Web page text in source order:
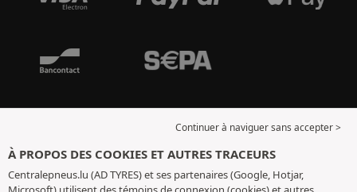
Continuer à naviguer sans accepter >
À PROPOS DES COOKIES ET AUTRES TRACEURS
Centralepneus.lu (AD TYRES) et ses partenaires (Google, Hotjar,